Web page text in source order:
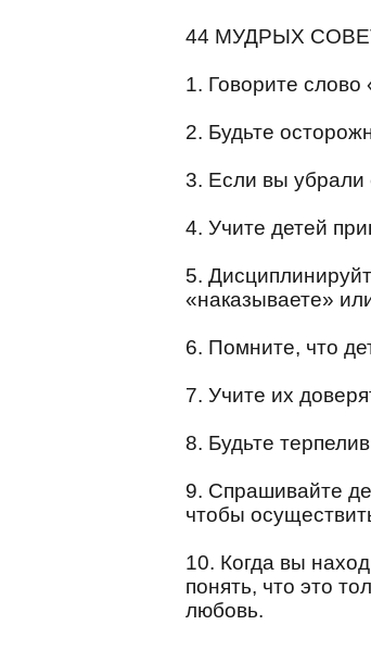
44 МУДРЫХ
1. Говорите
2. Будьте
3. Если вы убрали
4. Учите детей
5.
«наказываете»
6. Помните, что
7. Учите их
8. Будьте
9. Спрашивайте
чтобы
10. Когда вы
понять, что это
любовь.